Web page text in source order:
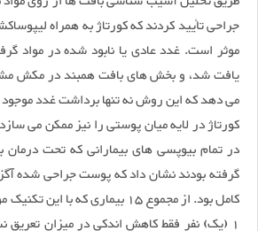
جراحی تأیید کردند که کورتاژ به همراه
موثر است. غدد عادی یا نابود شده در مواد
یافت شد، و بخش های بافت همبند در مکش
می دهد که این روش نه تنها برداشت غدد
کورتاژ در لایه میان پوستی را نیز ممکن می
در تمام بیوپسی های بیمارانی که تحت
گرفته بودند نشان داد که پوست جراحی شده
کامل بود. از مجموع 15 بیماری که
1 (یک) نفر فقط کاهش اندکی در میزان تعریق